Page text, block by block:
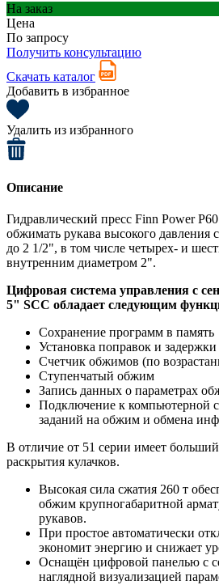
На заказ
Цена
По запросу
Получить консультацию
Скачать каталог
Добавить в избранное
Удалить из избранного
Описание
Гидравлический пресс Finn Power
обжимать рукава высокого давления
до 2 1/2", в том числе четырех- и
внутренним диаметром 2".
Цифровая система управления с
5" SCC обладает следующим
Сохранение программ в память
Установка поправок и
Счетчик обжимов (по
Ступенчатый обжим
Запись данных о параметрах
Подключение к компьютерной
заданий на обжим и обмена
В отличие от 51 серии имеет
раскрытия кулачков.
Высокая сила сжатия 260 т
обжим крупногабаритной
рукавов.
При простое автоматически
экономит энергию и снижает
Оснащён цифровой панелью с
наглядной визуализацией